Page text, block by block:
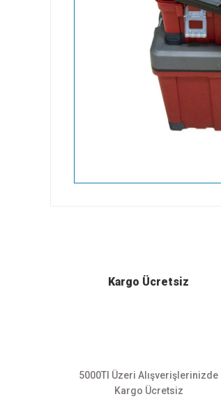
Ürün bilgilerinde hatalar bulunuyor.
Kargo Ücretsiz
5000Tl Üzeri Alışverişlerinizde
Kargo Ücretsiz